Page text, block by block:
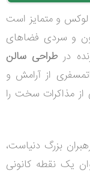
لوکس و متمایز است
و سردی فضاهای
در طراحی سالن
از آرامش و
از مذاکرات سخت را
بزرگ دنیاست،
یک نقطه کانونی